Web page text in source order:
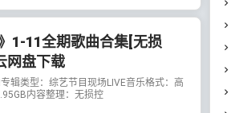
1-11全期歌曲合集[无损
网盘下载
辑类型：综艺节目现场LIVE音乐格式：高
内容整理：无损控